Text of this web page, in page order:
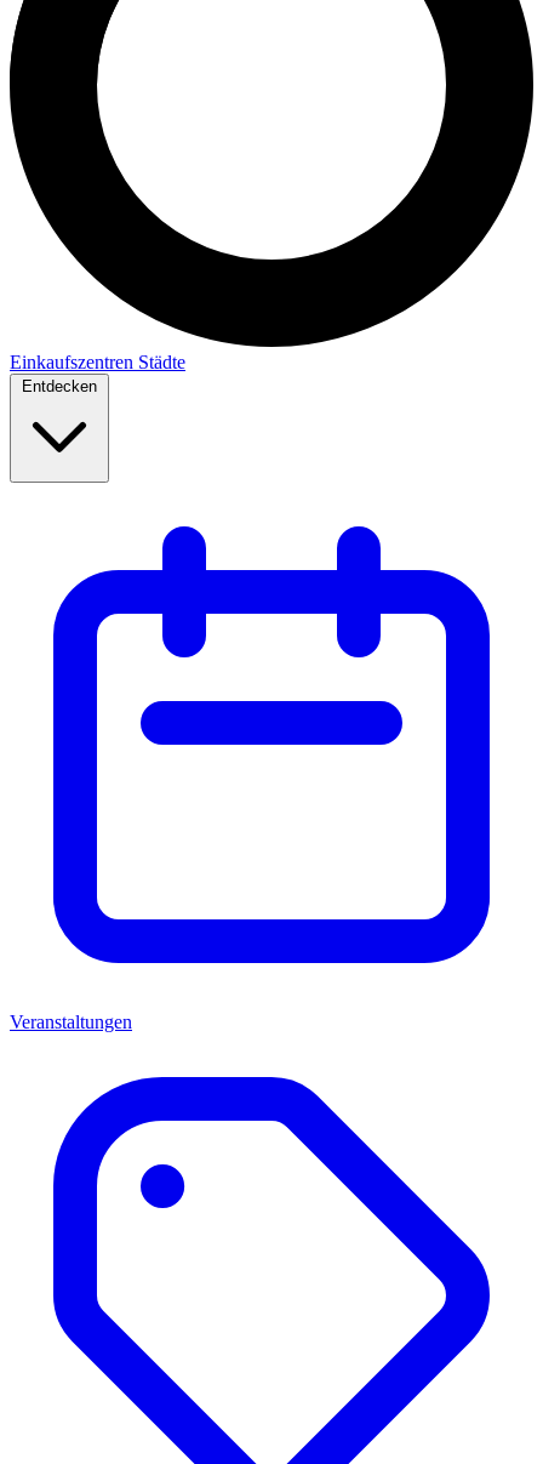
Einkaufszentren Städte
Entdecken
Veranstaltungen